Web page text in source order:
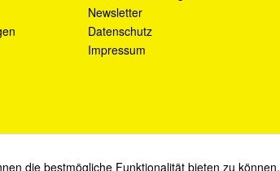
Newsletter
Datenschutz
Impressum
die bestmögliche Funktionalität bieten zu können.